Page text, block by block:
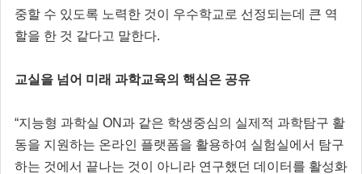
중할 수 있도록 노력한 것이 우수학교로 선정되는데 큰 역
할을 한 것 같다고 말한다.
교실을 넘어 미래 과학교육의 핵심은 공유
“지능형 과학실 ON과 같은 학생중심의 실제적 과학탐구 활
동을 지원하는 온라인 플랫폼을 활용하여 실험실에서 탐구
하는 것에서 끝나는 것이 아니라 연구했던 데이터를 활성화